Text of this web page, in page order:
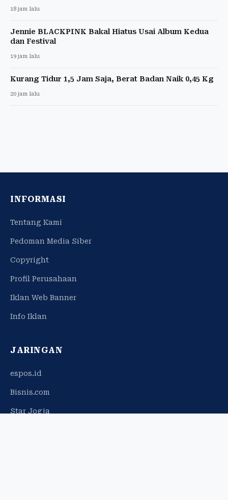
18 jam lalu
Jennie BLACKPINK Bakal Hiatus Usai Album Kedua
dan Festival
19 jam lalu
Kurang Tidur 1,5 Jam Saja, Berat Badan Naik 0,45 Kg
20 jam lalu
INFORMASI
Tentang Kami
Pedoman Media Siber
Copyright
Profil Perusahaan
Iklan Web Banner
Info Iklan
JARINGAN
espos.id
Bisnis.com
Star Jogja